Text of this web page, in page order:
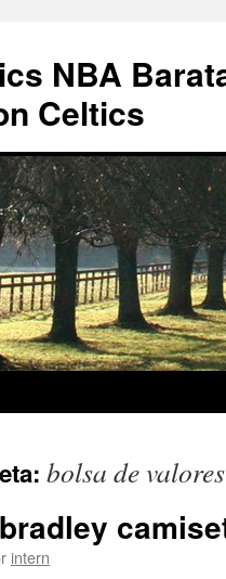
NBA
Celtics
bolsa de
intern